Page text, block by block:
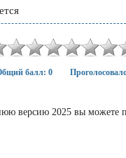
балл: 0
версию 2025 вы можете